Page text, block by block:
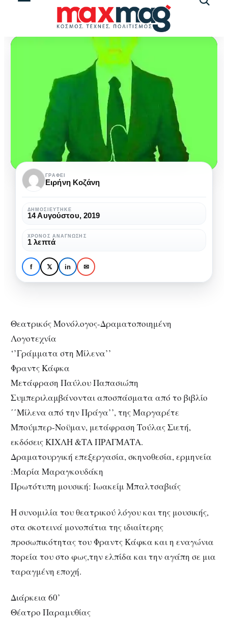
ΠΑΡΟΥΣΙΆΣΕΙΣ ΠΑΡΑΣΤΆΣΕΩΝ
Γράμματα στη Μίλενα του
Φραντς Κάφκα στο θέατρο
Παραμυθίας – Αθήνα
Γράμματα
στη
Μίλενα
του
Φραντς
Κάφκα
στο
θέατρο
Αθήνα
ΓΡΆΦΕΙ
Ειρήνη Κοζάνη
ΔΗΜΟΣΙΕΎΤΗΚΕ
14 Αυγούστου, 2019
ΧΡΌΝΟΣ ΑΝΆΓΝΩΣΗΣ
1 λεπτά
f 𝕏 in ✉
Θεατρικός Μονόλογος-Δραματοποιημένη
Λογοτεχνία
‘’Γράμματα στη Μίλενα’’
Φραντς Κάφκα
Μετάφραση Παύλου Παπασιώπη
Συμπεριλαμβάνονται αποσπάσματα από το βιβλίο
΄΄Μίλενα από την Πράγα’’, της Μαργαρέτε
Μπούμπερ-Νοϋμαν, μετάφραση Τούλας Σιετή,
εκδόσεις ΚΙΧΛΗ &ΤΑ ΠΡΑΓΜΑΤΑ.
Δραματουργική επεξεργασία, σκηνοθεσία, ερμηνεία
:Μαρία Μαραγκουδάκη
Πρωτότυπη μουσική: Ιωακείμ Μπαλτσαβιάς
Η συνομιλία του θεατρικού λόγου και της μουσικής,
στα σκοτεινά μονοπάτια της ιδιαίτερης
προσωπικότητας του Φραντς Κάφκα και η εναγώνια
πορεία του στο φως,την ελπίδα και την αγάπη σε μια
ταραγμένη εποχή.
Διάρκεια 60’
Θέατρο Παραμυθίας